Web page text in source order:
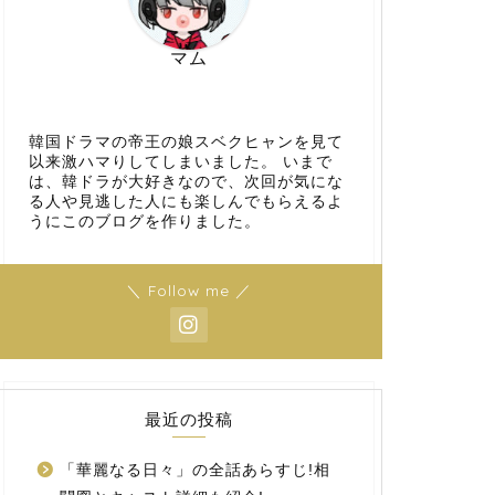
マム
韓国ドラマの帝王の娘スベクヒャンを見て
以来激ハマりしてしまいました。 いまで
は、韓ドラが大好きなので、次回が気にな
る人や見逃した人にも楽しんでもらえるよ
うにこのブログを作りました。
＼ Follow me ／
最近の投稿
「華麗なる日々」の全話あらすじ!相